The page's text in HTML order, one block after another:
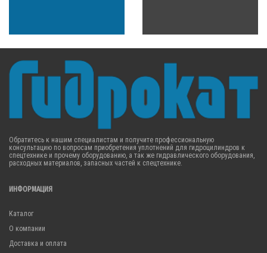
Обратитесь к нашим специалистам и получите профессиональную
консультацию по вопросам приобретения уплотнений для гидроцилиндров к
спецтехнике и прочему оборудованию, а так же гидравлического оборудования,
расходных материалов, запасных частей к спецтехнике.
ИНФОРМАЦИЯ
Каталог
О компании
Доставка и оплата